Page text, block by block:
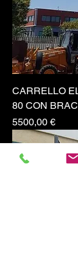
CARRELLO
80 CON
Prezzo
5500,00 €